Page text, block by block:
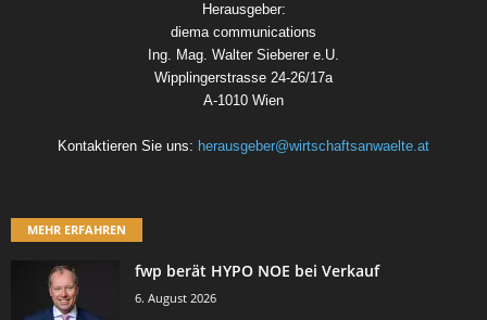
Herausgeber:
diema communications
Ing. Mag. Walter Sieberer e.U.
Wipplingerstrasse 24-26/17a
A-1010 Wien
Kontaktieren Sie uns: herausgeber@wirtschaftsanwaelte.at
MEHR ERFAHREN
fwp berät HYPO NOE bei Verkauf
6. August 2026